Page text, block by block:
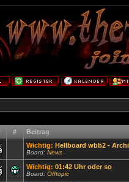
#
Beitrag
Wichtig: Hellboard wbb2 -
Board: News
Wichtig: 01:42 Uhr oder so
Board: Offtopic